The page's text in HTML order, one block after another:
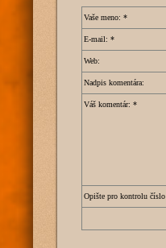
Vaše meno: *
E-mail: *
Web:
Nadpis komentára:
Váš komentár: *
Opište pro kontrolu číslo